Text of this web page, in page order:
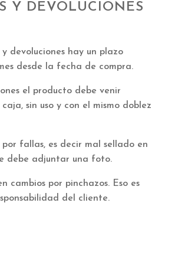
Y DEVOLUCIONES
y devoluciones hay un plazo
desde la fecha de compra.
el producto debe venir
sin uso y con el mismo doblez
por fallas, es decir mal sellado en
debe adjuntar una foto.
cambios por pinchazos. Eso es
del cliente.